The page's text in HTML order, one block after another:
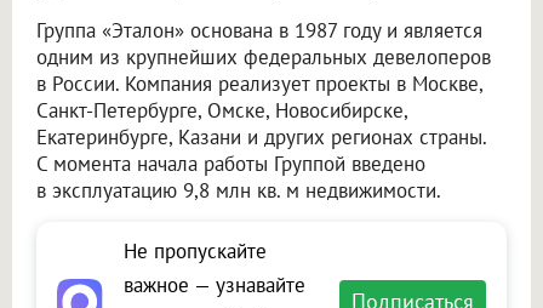
Группа «Эталон» основана в 1987 году и является
одним из крупнейших федеральных девелоперов
в России. Компания реализует проекты в Москве,
Санкт-Петербурге, Омске, Новосибирске,
Екатеринбурге, Казани и других регионах страны.
С момента начала работы Группой введено
в эксплуатацию 9,8 млн кв. м недвижимости.
Не пропускайте
важное — узнавайте
Подписаться